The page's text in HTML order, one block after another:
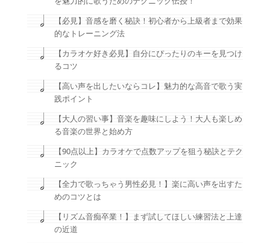
【必見】音感を磨く秘訣！初心者から上級者まで効果
的なトレーニング法
【カラオケ好き必見】自分にぴったりのキーを見つけ
るコツ
【高い声を出したいならコレ】魅力的な高音で歌う実
践ポイント
【大人の習い事】音楽を趣味にしよう！大人も楽しめ
る音楽の世界と始め方
【90点以上】カラオケで点数アップを狙う秘訣とテク
ニック
【全力で歌っちゃう男性必見！】楽に高い声を出すた
めのコツとは
【リズム音痴卒業！】まず試してほしい練習法と上達
の近道